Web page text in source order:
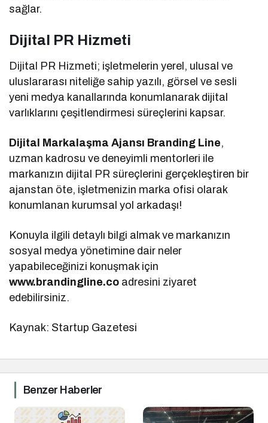
sağlar.
Dijital PR Hizmeti
Dijital PR Hizmeti; işletmelerin yerel, ulusal ve
uluslararası niteliğe sahip yazılı, görsel ve sesli
yeni medya kanallarında konumlanarak dijital
varlıklarını çeşitlendirmesi süreçlerini kapsar.
Dijital Markalaşma Ajansı Branding Line,
uzman kadrosu ve deneyimli mentorleri ile
markanızın dijital PR süreçlerini gerçekleştiren bir
ajanstan öte, işletmenizin marka ofisi olarak
konumlanan kurumsal yol arkadaşı!
Konuyla ilgili detaylı bilgi almak ve markanızın
sosyal medya yönetimine dair neler
yapabileceğinizi konuşmak için
www.brandingline.co adresini ziyaret
edebilirsiniz.
Kaynak: Startup Gazetesi
Benzer Haberler